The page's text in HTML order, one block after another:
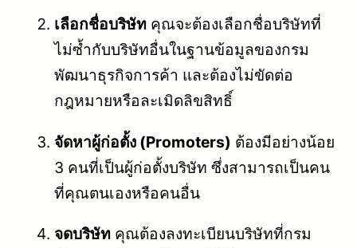
เลือกชื่อบริษัท คุณจะต้องเลือกชื่อบริษัทที่
ไม่ซ้ำกับบริษัทอื่นในฐานข้อมูลของกรม
พัฒนาธุรกิจการค้า และต้องไม่ขัดต่อ
กฎหมายหรือละเมิดลิขสิทธิ์
จัดหาผู้ก่อตั้ง (Promoters) ต้องมีอย่างน้อย
3 คนที่เป็นผู้ก่อตั้งบริษัท ซึ่งสามารถเป็นคน
ที่คุณตนเองหรือคนอื่น
จดบริษัท คุณต้องลงทะเบียนบริษัทที่กรม